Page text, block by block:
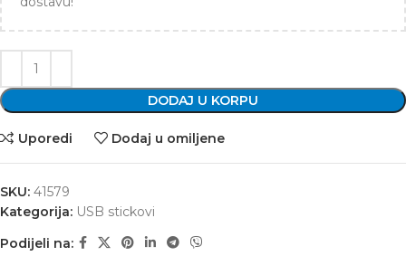
DODAJ U KORPU
Uporedi Dodaj u omiljene
SKU: 41579
Kategorija: USB stickovi
Podijeli na: